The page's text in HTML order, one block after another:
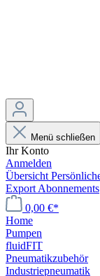
Menü schließen
Ihr Konto
Anmelden
Übersicht
Export Abonnements
0,00 €*
Home
Pumpen
fluidFIT
Pneumatikzubehör
Industriepneumatik